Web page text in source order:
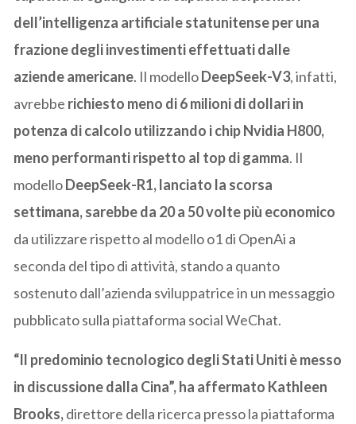
dell’intelligenza artificiale statunitense per una
frazione degli investimenti effettuati dalle
aziende americane. Il modelloDeepSeek-V3, infatti,
avrebbe richiesto meno di 6 milioni di dollari in
potenza di calcolo utilizzando i chip Nvidia H800,
meno performanti rispetto al top di gamma. Il
modelloDeepSeek-R1, lanciato la scorsa
settimana, sarebbe da 20 a 50 volte più economico
da utilizzare rispetto al modello o1 di OpenAi a
seconda del tipo di attività, stando a quanto
sostenuto dall’azienda sviluppatrice in un messaggio
pubblicato sulla piattaforma social WeChat.
“Il predominio tecnologico degli Stati Uniti è messo
in discussione dalla Cina”, ha affermato Kathleen
Brooks,direttore della ricerca presso la piattaforma